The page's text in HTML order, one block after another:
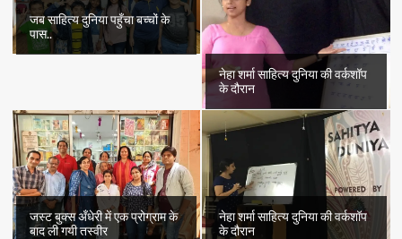
जब साहित्य दुनिया पहुँचा बच्चों के
पास..
नेहा शर्मा साहित्य दुनिया की वर्कशॉप
के दौरान
जस्ट बुक्स अँधेरी में एक प्रोग्राम के
बाद ली गयी तस्वीर
नेहा शर्मा साहित्य दुनिया की वर्कशॉप
के दौरान